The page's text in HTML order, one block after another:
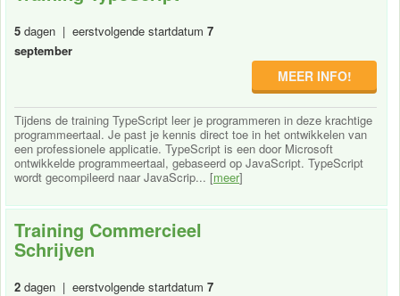
5 dagen | eerstvolgende startdatum 7
september
MEER INFO!
Tijdens de training TypeScript leer je programmeren in deze krachtige
programmeertaal. Je past je kennis direct toe in het ontwikkelen van
een professionele applicatie. TypeScript is een door Microsoft
ontwikkelde programmeertaal, gebaseerd op JavaScript. TypeScript
wordt gecompileerd naar JavaScrip... [meer]
Training Commercieel
Schrijven
2 dagen | eerstvolgende startdatum 7